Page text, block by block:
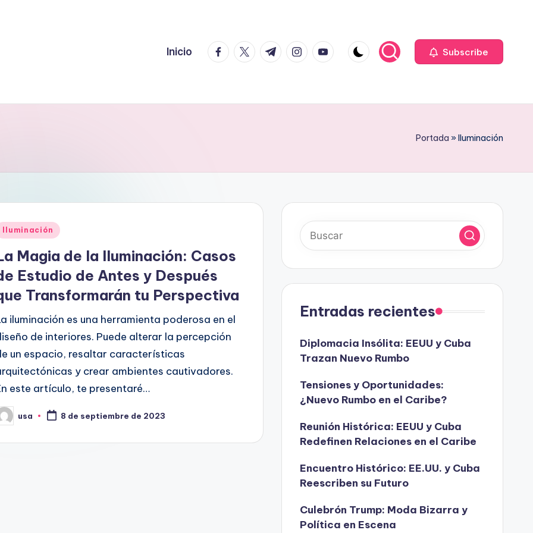
Inicio facebook.com
twitter.com
t.me instagram.com
youtube.com Subscribe
Portada »Iluminación
Iluminación
Magia de la Iluminación: Casos
Estudio de Antes y Después
Transformarán tu Perspectiva
iluminación es una herramienta poderosa en el
de interiores. Puede alterar la percepción
un espacio, resaltar características
y crear ambientes cautivadores.
este artículo, te presentaré…
usa 8 de septiembre de 2023
Entradas recientes
Diplomacia Insólita: EEUU y Cuba
Trazan Nuevo Rumbo
Tensiones y Oportunidades:
¿Nuevo Rumbo en el Caribe?
Reunión Histórica: EEUU y Cuba
Redefinen Relaciones en el Caribe
Encuentro Histórico: EE.UU. y Cuba
Reescriben su Futuro
Culebrón Trump: Moda Bizarra y
Política en Escena